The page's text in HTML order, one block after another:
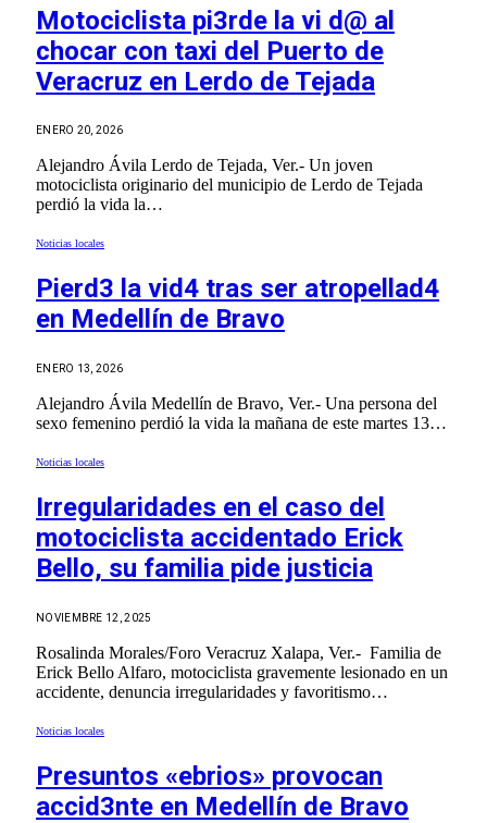
Motociclista pi3rde la vi d@ al
chocar con taxi del Puerto de
Veracruz en Lerdo de Tejada
ENERO 20, 2026
Alejandro Ávila Lerdo de Tejada, Ver.- Un joven
motociclista originario del municipio de Lerdo de Tejada
perdió la vida la…
Noticias locales
Pierd3 la vid4 tras ser atropellad4
en Medellín de Bravo
ENERO 13, 2026
Alejandro Ávila Medellín de Bravo, Ver.- Una persona del
sexo femenino perdió la vida la mañana de este martes 13…
Noticias locales
Irregularidades en el caso del
motociclista accidentado Erick
Bello, su familia pide justicia
NOVIEMBRE 12, 2025
Rosalinda Morales/Foro Veracruz Xalapa, Ver.- Familia de
Erick Bello Alfaro, motociclista gravemente lesionado en un
accidente, denuncia irregularidades y favoritismo…
Noticias locales
Presuntos «ebrios» provocan
accid3nte en Medellín de Bravo